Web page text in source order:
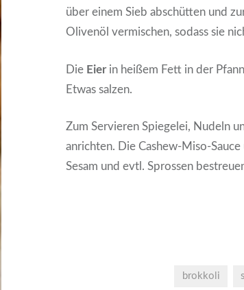
über einem Sieb abschütten und
Olivenöl vermischen, sodass sie
Die Eierin heißem Fett in der
Etwas salzen.
Zum Servieren Spiegelei, Nudeln
anrichten. Die Cashew-Miso-
Sesam und evtl. Sprossen
brokkoli